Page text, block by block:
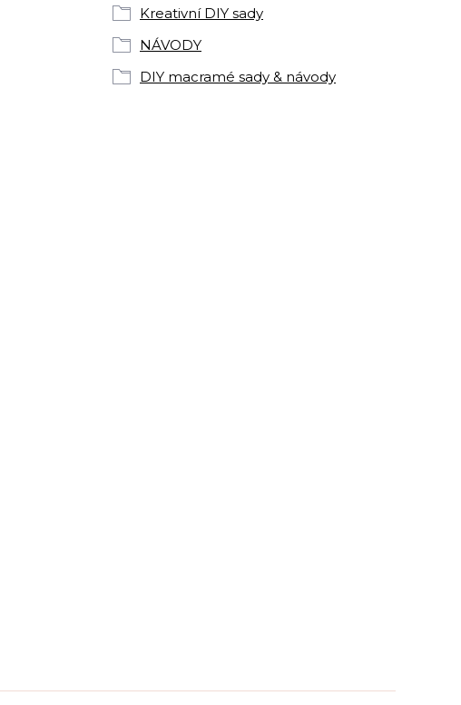
Kreativní DIY sady
NÁVODY
DIY macramé sady & návody